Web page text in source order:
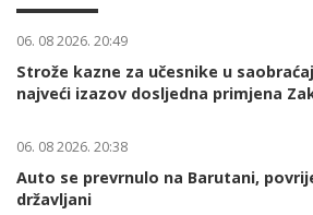
06. 08 2026. 20:49
Strože kazne za učesnike u
najveći izazov dosljedna primjena
06. 08 2026. 20:38
Auto se prevrnulo na Barutani,
državljani